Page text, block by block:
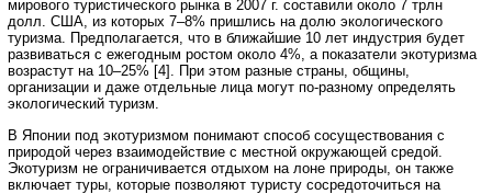
мирового туристического рынка в 2007 г. составили около 7 трлн
долл. США, из которых 7–8% пришлись на долю экологического
туризма. Предполагается, что в ближайшие 10 лет индустрия будет
развиваться с ежегодным ростом около 4%, а показатели экотуризма
возрастут на 10–25% [4]. При этом разные страны, общины,
организации и даже отдельные лица могут по-разному определять
экологический туризм.
В Японии под экотуризмом понимают способ сосуществования с
природой через взаимодействие с местной окружающей средой.
Экотуризм не ограничивается отдыхом на лоне природы, он также
включает туры, которые позволяют туристу сосредоточиться на